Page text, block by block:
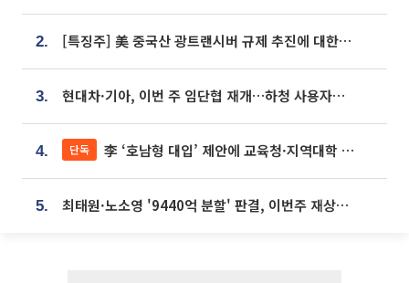
2. [특징주] 美 중국산 광트랜시버 규제 추진에 대한광통신 등 광통신株 강세
3. 현대차·기아, 이번 주 임단협 재개…하청 사용자성 재심도 ‘변수’
4. 단독 李 ‘호남형 대입’ 제안에 교육청·지역대학 서·논술형 입시 연계 '착수'
5. 최태원·노소영 '9440억 분할' 판결, 이번주 재상고 여부 주목